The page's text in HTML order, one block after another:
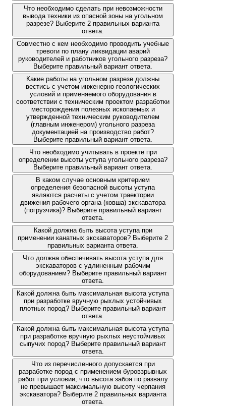
Что необходимо сделать при невозможности
вывода техники из опасной зоны на угольном
разрезе? Выберите 2 правильных варианта
ответа.
Совместно с кем необходимо проводить учебные
тревоги по плану ликвидации аварий
руководителей и работников угольного разреза?
Выберите правильный вариант ответа.
Какие работы на угольном разрезе должны
вестись с учетом инженерно-геологических
условий и применяемого оборудования в
соответствии с техническим проектом разработки
месторождения полезных ископаемых и
утвержденной техническим руководителем
(главным инженером) угольного разреза
документацией на производство работ?
Выберите правильный вариант ответа.
Что необходимо учитывать в проекте при
определении высоты уступа угольного разреза?
Выберите правильный вариант ответа.
В каком случае основным критерием
определения безопасной высоты уступа
являются расчеты с учетом траектории
движения рабочего органа (ковша) экскаватора
(погрузчика)? Выберите правильный вариант
ответа.
Какой должна быть высота уступа при
применении канатных экскаваторов? Выберите 2
правильных варианта ответа.
Что должна обеспечивать высота уступа для
экскаваторов с удлиненным рабочим
оборудованием? Выберите правильный вариант
ответа.
Какой должна быть максимальная высота уступа
при разработке вручную рыхлых устойчивых
плотных пород? Выберите правильный вариант
ответа.
Какой должна быть максимальная высота уступа
при разработке вручную рыхлых неустойчивых
сыпучих пород? Выберите правильный вариант
ответа.
Что из перечисленного допускается при
разработке пород с применением буровзрывных
работ при условии, что высота забоя по развалу
не превышает максимальную высоту черпания
экскаватора? Выберите 2 правильных варианта
ответа.